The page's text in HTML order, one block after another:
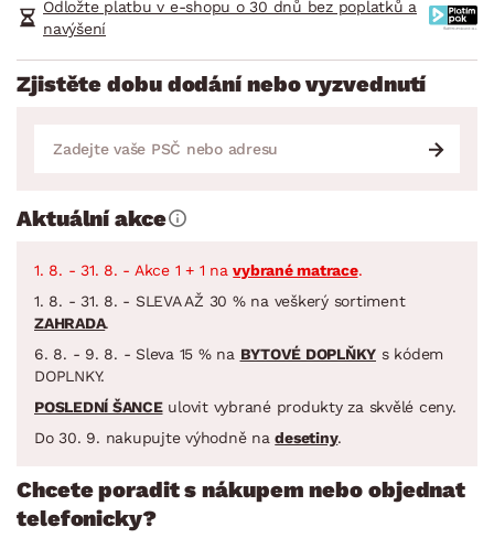
Odložte platbu v e-shopu o 30 dnů bez poplatků a
navýšení
Zjistěte dobu dodání nebo vyzvednutí
Aktuální akce
1. 8. - 31. 8. - Akce 1 + 1 navybrané matrace.
1. 8. - 31. 8. - SLEVA AŽ 30 % na veškerý sortiment
ZAHRADA.
6. 8. - 9. 8. - Sleva 15 % na BYTOVÉ DOPLŇKY s kódem
DOPLNKY.
POSLEDNÍ ŠANCEulovit vybrané produkty za skvělé ceny.
Do 30. 9. nakupujte výhodně nadesetiny.
Chcete poradit s nákupem nebo objednat
telefonicky?